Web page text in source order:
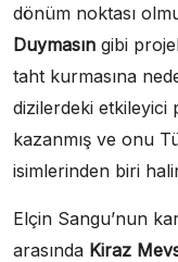
dönüm noktası
Duymasın gibi
taht kurmasına
dizilerdeki etkileyici
kazanmış ve onu
isimlerinden biri
Elçin Sangu’nun
arasında Kiraz